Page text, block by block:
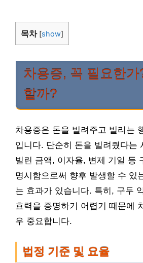
목차 [show]
차용증, 꼭 필요한가
할까?
차용증은 돈을 빌려주고 빌리는
입니다. 단순히 돈을 빌려줬다는
빌린 금액, 이자율, 변제 기일 등
명시함으로써 향후 발생할 수 있
는 효과가 있습니다. 특히, 구두
효력을 증명하기 어렵기 때문에
우 중요합니다.
법정 기준 및 요율